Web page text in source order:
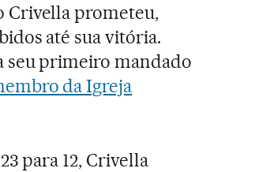
Crivella prometeu,
até sua vitória.
seu primeiro mandado
da Igreja
para 12, Crivella